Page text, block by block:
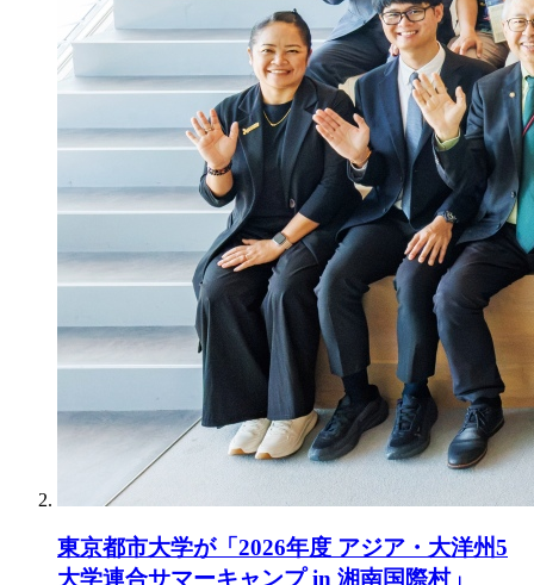
東京都市大学が「2026年度 アジア・大洋州5
大学連合サマーキャンプ in 湘南国際村」